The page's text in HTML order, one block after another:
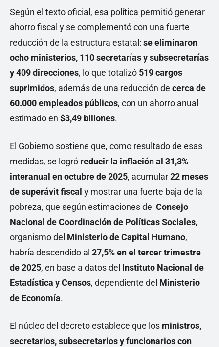
Según el texto oficial, esa política permitió generar
ahorro fiscal y se complementó con una fuerte
reducción de la estructura estatal: se eliminaron
ocho ministerios, 110 secretarías y subsecretarías
y 409 direcciones, lo que totalizó 519 cargos
suprimidos, además de una reducción de cerca de
60.000 empleados públicos, con un ahorro anual
estimado en $3,49 billones.
El Gobierno sostiene que, como resultado de esas
medidas, se logró reducir la inflación al 31,3%
interanual en octubre de 2025, acumular22 meses
de superávit fiscal y mostrar una fuerte baja de la
pobreza, que según estimaciones del Consejo
Nacional de Coordinación de Políticas Sociales,
organismo del Ministerio de Capital Humano,
habría descendido al 27,5% en el tercer trimestre
de 2025, en base a datos del Instituto Nacional de
Estadística y Censos, dependiente del Ministerio
de Economía.
El núcleo del decreto establece que los ministros,
secretarios, subsecretarios y funcionarios con